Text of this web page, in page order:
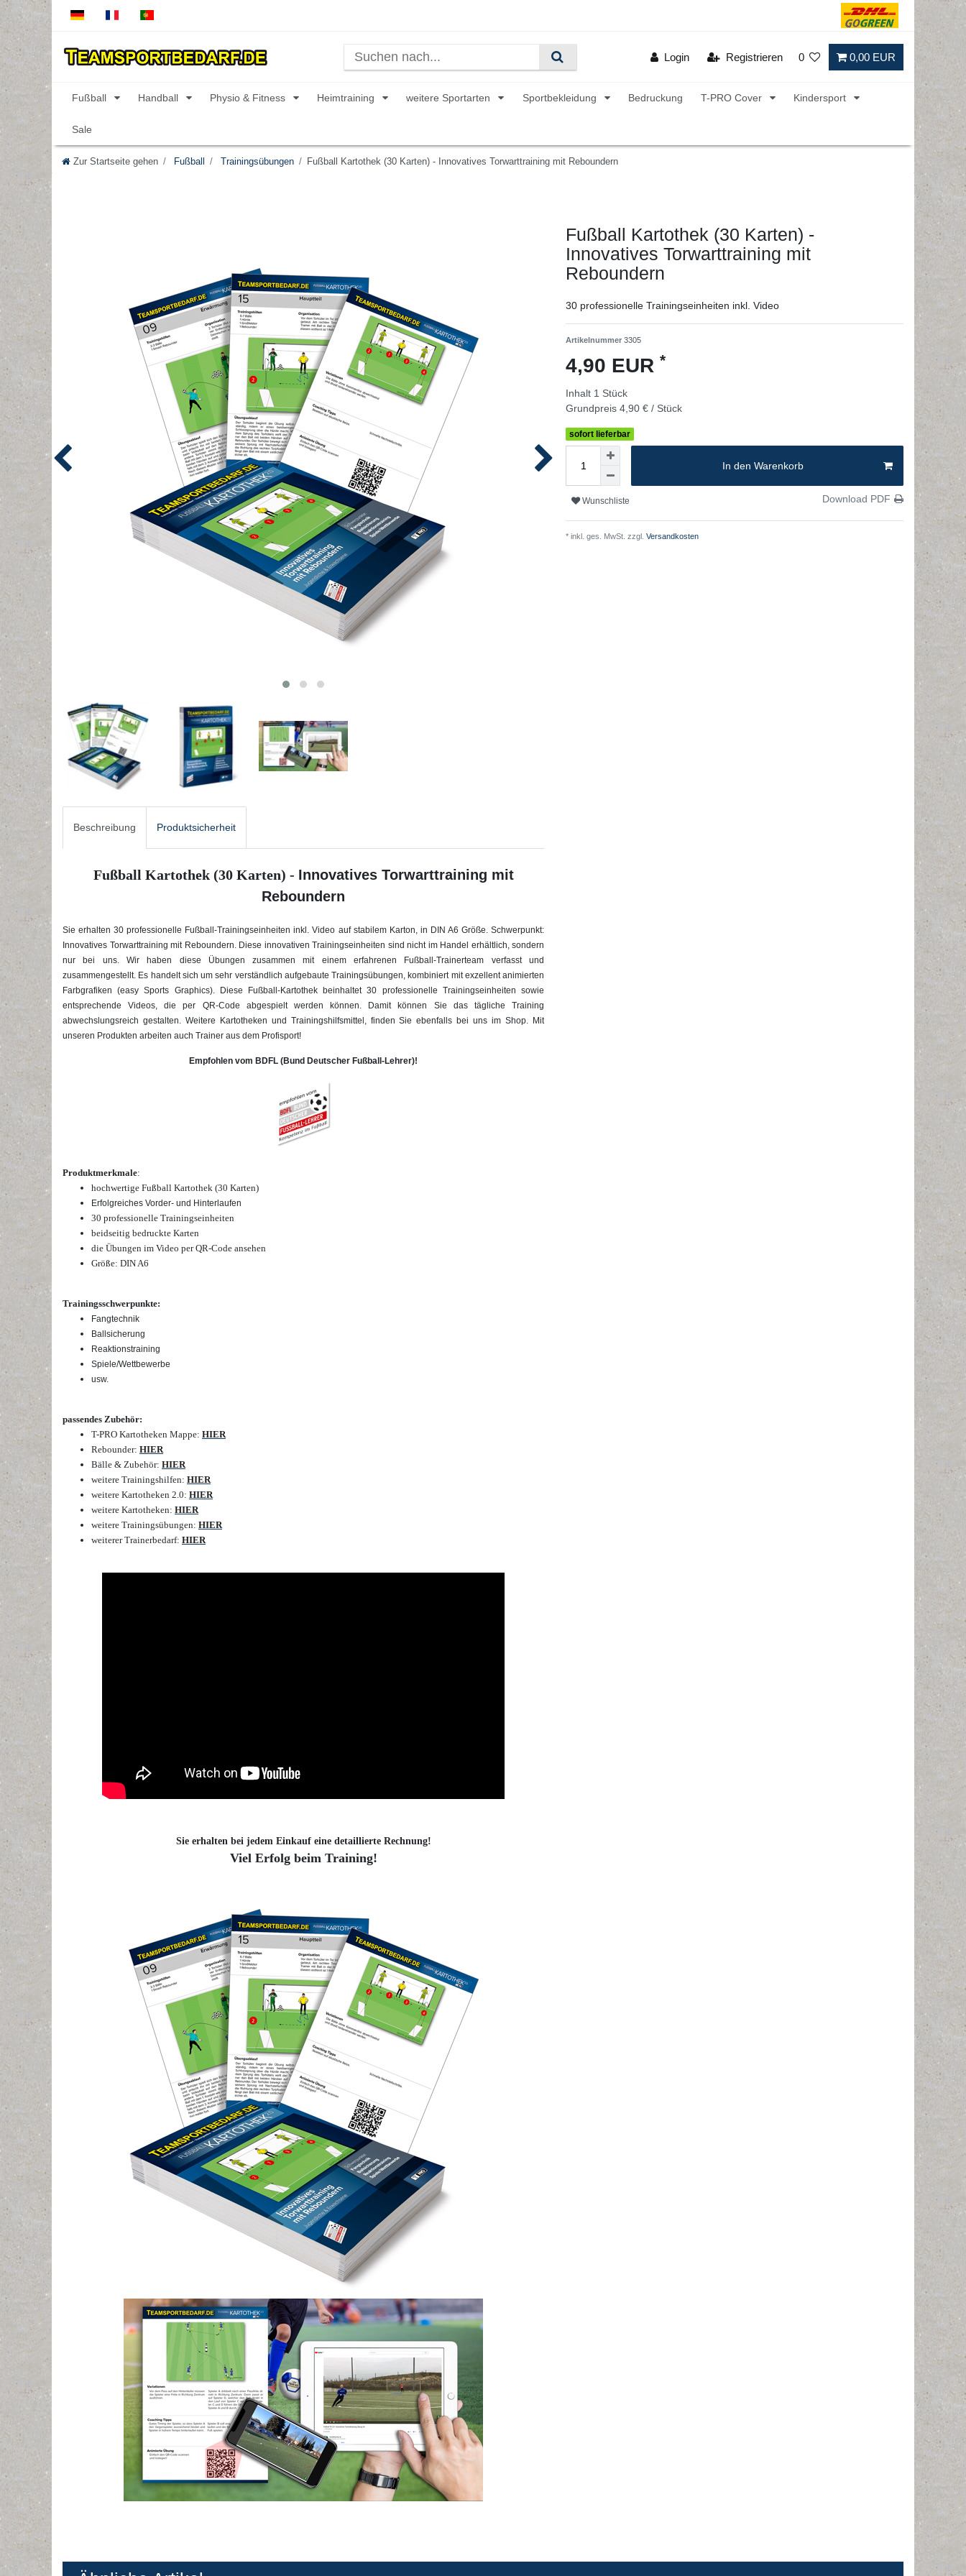
Login Registrieren 0 0,00 EUR
Fußball Handball Physio & Fitness Heimtraining weitere Sportarten Sportbekleidung Bedruckung T-PRO Cover Kindersport
Sale
Zur Startseite gehen Fußball Trainingsübungen Fußball Kartothek (30 Karten) - Innovatives Torwarttraining mit Reboundern
Beschreibung Produktsicherheit
Fußball Kartothek (30 Karten) - Innovatives Torwarttraining mit
Reboundern
Sie erhalten 30 professionelle Fußball-Trainingseinheiten inkl. Video auf stabilem Karton, in DIN A6 Größe. Schwerpunkt:
Innovatives Torwarttraining mit Reboundern. Diese innovativen Trainingseinheiten sind nicht im Handel erhältlich, sondern
nur bei uns. Wir haben diese Übungen zusammen mit einem erfahrenen Fußball-Trainerteam verfasst und
zusammengestellt. Es handelt sich um sehr verständlich aufgebaute Trainingsübungen, kombiniert mit exzellent animierten
Farbgrafiken (easy Sports Graphics). Diese Fußball-Kartothek beinhaltet 30 professionelle Trainingseinheiten sowie
entsprechende Videos, die per QR-Code abgespielt werden können. Damit können Sie das tägliche Training
abwechslungsreich gestalten. Weitere Kartotheken und Trainingshilfsmittel, finden Sie ebenfalls bei uns im Shop. Mit
unseren Produkten arbeiten auch Trainer aus dem Profisport!
Empfohlen vom BDFL (Bund Deutscher Fußball-Lehrer)!
Produktmerkmale:
hochwertige Fußball Kartothek (30 Karten)
Erfolgreiches Vorder- und Hinterlaufen
30 professionelle Trainingseinheiten
beidseitig bedruckte Karten
die Übungen im Video per QR-Code ansehen
Größe: DIN A6
Trainingsschwerpunkte:
Fangtechnik
Ballsicherung
Reaktionstraining
Spiele/Wettbewerbe
usw.
passendes Zubehör:
T-PRO Kartotheken Mappe: HIER
Rebounder: HIER
Bälle & Zubehör: HIER
weitere Trainingshilfen: HIER
weitere Kartotheken 2.0: HIER
weitere Kartotheken: HIER
weitere Trainingsübungen: HIER
weiterer Trainerbedarf: HIER
Sie erhalten bei jedem Einkauf eine detaillierte Rechnung!
Viel Erfolg beim Training!
Fußball Kartothek (30 Karten) -
Innovatives Torwarttraining mit
Reboundern
30 professionelle Trainingseinheiten inkl. Video
Artikelnummer 3305
4,90 EUR *
Inhalt 1 Stück
Grundpreis 4,90 € / Stück
sofort lieferbar
In den Warenkorb
Wunschliste Download PDF
* inkl. ges. MwSt. zzgl. Versandkosten